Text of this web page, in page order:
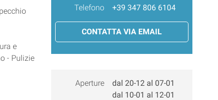
e
- Pulizie
Telefono +39 347 806 6104
CONTATTA VIA EMAIL
Aperture
dal 20-12 al 07-01
dal 10-01 al 12-01